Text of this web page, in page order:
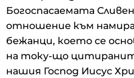
Богоспасаемата
отношение към
бежанци, което се
на току-що
нашия Господ Иисус